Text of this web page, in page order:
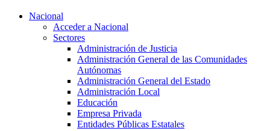
Nacional
Acceder a Nacional
Sectores
Administración de Justicia
Administración General de las Comunidades
Autónomas
Administración General del Estado
Administración Local
Educación
Empresa Privada
Entidades Públicas Estatales